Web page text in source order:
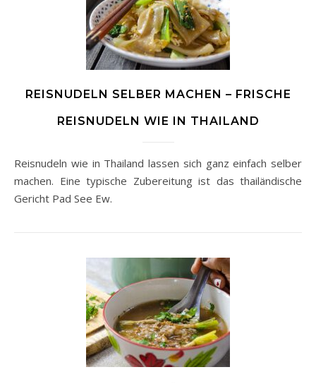
REISNUDELN SELBER MACHEN – FRISCHE
REISNUDELN WIE IN THAILAND
Reisnudeln wie in Thailand lassen sich ganz einfach selber
machen. Eine typische Zubereitung ist das thailändische
Gericht Pad See Ew.